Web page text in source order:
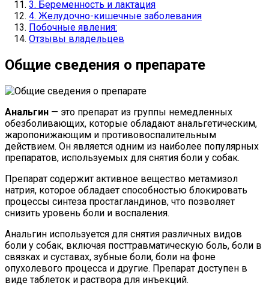
3. Беременность и лактация
4. Желудочно-кишечные заболевания
Побочные явления:
Отзывы владельцев
Общие сведения о препарате
Анальгин — это препарат из группы немедленных
обезболивающих, которые обладают анальгетическим,
жаропонижающим и противовоспалительным
действием. Он является одним из наиболее популярных
препаратов, используемых для снятия боли у собак.
Препарат содержит активное вещество метамизол
натрия, которое обладает способностью блокировать
процессы синтеза простагландинов, что позволяет
снизить уровень боли и воспаления.
Анальгин используется для снятия различных видов
боли у собак, включая посттравматическую боль, боли в
связках и суставах, зубные боли, боли на фоне
опухолевого процесса и другие. Препарат доступен в
виде таблеток и раствора для инъекций.